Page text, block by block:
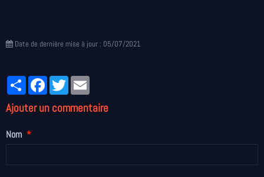
Date de dernière mise à jour : 05/07/2021
PartagerFacebookTwitter
Ajouter un commentaire
Nom